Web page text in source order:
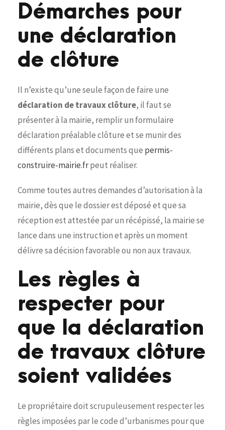
Démarches pour
une déclaration
de clôture
Il n’existe qu’une seule façon de faire une
déclaration de travaux clôture, il faut se
présenter à la mairie, remplir un formulaire
déclaration préalable clôture et se munir des
différents plans et documents que permis-
construire-mairie.frpeut réaliser.
Comme toutes autres demandes d’autorisation à la
mairie, dès que le dossier est déposé et que sa
réception est attestée par un récépissé, la mairie se
lance dans une instruction et après un moment
délivre sa décision favorable ou non aux travaux.
Les règles à
respecter pour
que la déclaration
de travaux clôture
soient validées
Le propriétaire doit scrupuleusement respecter les
règles imposées par le code d’urbanismes pour que